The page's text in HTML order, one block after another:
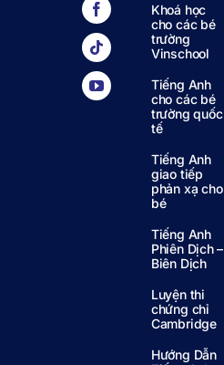
Khoá học
cho các bé
trường
Vinschool
Tiếng Anh
cho các bé
trường quốc
tế
Tiếng Anh
giao tiếp
phản xạ cho
bé
Tiếng Anh
Phiên Dịch –
Biên Dịch
Luyện thi
chứng chỉ
Cambridge
Hướng Dẫn